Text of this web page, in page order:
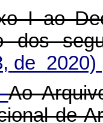
I ao
dos
de 2020)
Ao
de